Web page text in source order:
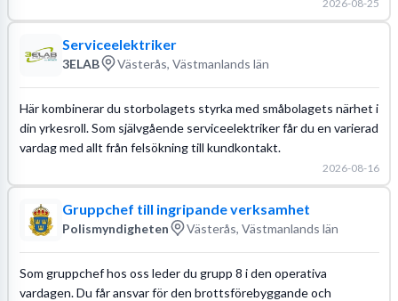
2026-08-25
Serviceelektriker
3ELAB Västerås, Västmanlands län
Här kombinerar du storbolagets styrka med småbolagets närhet i
din yrkesroll. Som självgående serviceelektriker får du en varierad
vardag med allt från felsökning till kundkontakt.
2026-08-16
Gruppchef till ingripande verksamhet
Polismyndigheten Västerås, Västmanlands län
Som gruppchef hos oss leder du grupp 8 i den operativa
vardagen. Du får ansvar för den brottsförebyggande och